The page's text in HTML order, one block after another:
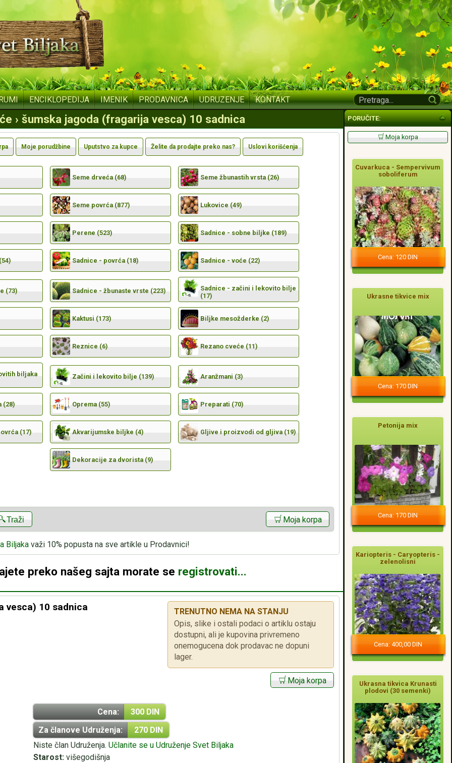
ENCIKLOPEDIJA IMENIK PRODAVNICA UDRUZENJE KONTAKT
› šumska jagoda (fragarija vesca) 10 sadnica
Moje porudžbine Uputstvo za kupce Želite da prodajte preko nas? Uslovi korišćenja
Seme drveća (68) Seme žbunastih vrsta (26)
Seme povrća (877) Lukovice (49)
Perene (523) Sadnice - sobne biljke (189)
Sadnice - povrća (18) Sadnice - voće (22)
(73) Sadnice - žbunaste vrste (223)
Sadnice - začini i lekovito bilje
(17)
Kaktusi (173) Biljke mesožderke (2)
Reznice (6) Rezano cveće (11)
biljaka
Začini i lekovito bilje (139) Aranžmani (3)
(28) Oprema (55) Preparati (70)
(17) Akvarijumske biljke (4) Gljive i proizvodi od gljiva (19)
Dekoracije za dvorista (9)
Traži Moja korpa
Biljaka važi 10% popusta na sve artikle u Prodavnici!
preko našeg sajta morate se registrovati...
vesca) 10 sadnica
TRENUTNO NEMA NA STANJU
Opis, slike i ostali podaci o artiklu ostaju
dostupni, ali je kupovina privremeno
onemogucena dok prodavac ne dopuni
lager.
Moja korpa
Cena:
300 DIN
Za članove Udruženja:
270 DIN
Niste član Udruženja. Učlanite se u Udruženje Svet Biljaka
Starost: višegodišnja
PORUČITE:
Moja korpa
Cuvarkuca - Sempervivum
soboliferum
Cena: 120 DIN
Ukrasne tikvice mix
Cena: 170 DIN
Petonija mix
Cena: 170 DIN
Kariopteris - Caryopteris -
zelenolisni
Cena: 400,00 DIN
Ukrasna tikvica Krunasti
plodovi (30 semenki)